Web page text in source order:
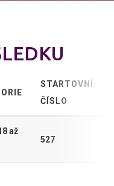
STARTOVNÍ
ČÍSLO
až
527